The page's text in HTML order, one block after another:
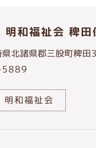
明和福祉会 稗田
北諸県郡三股町稗田
明和福祉会